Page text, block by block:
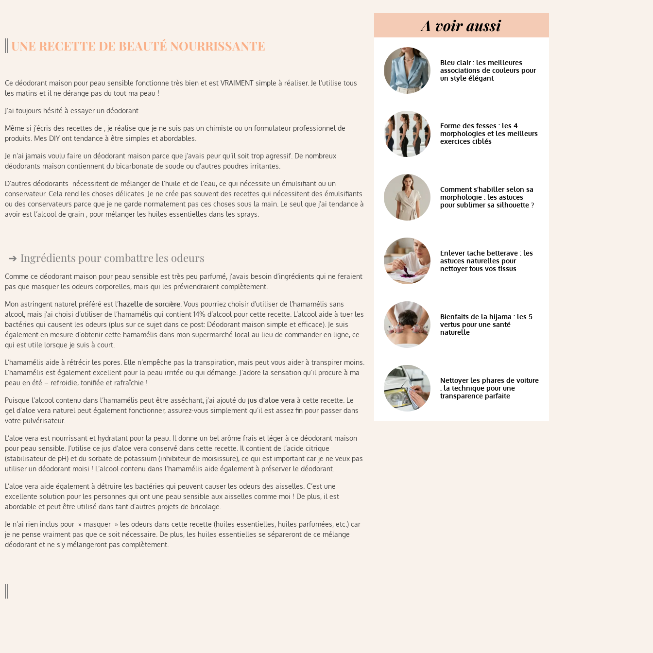
UNE RECETTE DE BEAUTÉ NOURRISSANTE
Ce déodorant maison pour peau sensible fonctionne très bien et est VRAIMENT simple à réaliser. Je l’utilise tous
les matins et il ne dérange pas du tout ma peau !
J’ai toujours hésité à essayer un déodorant
Même si j’écris des recettes de , je réalise que je ne suis pas un chimiste ou un formulateur professionnel de
produits. Mes DIY ont tendance à être simples et abordables.
Je n’ai jamais voulu faire un déodorant maison parce que j’avais peur qu’il soit trop agressif. De nombreux
déodorants maison contiennent du bicarbonate de soude ou d’autres poudres irritantes.
D’autres déodorants nécessitent de mélanger de l’huile et de l’eau, ce qui nécessite un émulsifiant ou un
conservateur. Cela rend les choses délicates. Je ne crée pas souvent des recettes qui nécessitent des émulsifiants
ou des conservateurs parce que je ne garde normalement pas ces choses sous la main. Le seul que j’ai tendance à
avoir est l’alcool de grain , pour mélanger les huiles essentielles dans les sprays.
Ingrédients pour combattre les odeurs
Comme ce déodorant maison pour peau sensible est très peu parfumé, j’avais besoin d’ingrédients qui ne feraient
pas que masquer les odeurs corporelles, mais qui les préviendraient complètement.
Mon astringent naturel préféré est l’hazelle de sorcière . Vous pourriez choisir d’utiliser de l’hamamélis sans
alcool, mais j’ai choisi d’utiliser de l’hamamélis qui contient 14% d’alcool pour cette recette. L’alcool aide à tuer les
bactéries qui causent les odeurs (plus sur ce sujet dans ce post: Déodorant maison simple et efficace). Je suis
également en mesure d’obtenir cette hamamélis dans mon supermarché local au lieu de commander en ligne, ce
qui est utile lorsque je suis à court.
L’hamamélis aide à rétrécir les pores. Elle n’empêche pas la transpiration, mais peut vous aider à transpirer moins.
L’hamamélis est également excellent pour la peau irritée ou qui démange. J’adore la sensation qu’il procure à ma
peau en été – refroidie, tonifiée et rafraîchie !
Puisque l’alcool contenu dans l’hamamélis peut être asséchant, j’ai ajouté du jus d’aloe vera à cette recette. Le
gel d’aloe vera naturel peut également fonctionner, assurez-vous simplement qu’il est assez fin pour passer dans
votre pulvérisateur.
L’aloe vera est nourrissant et hydratant pour la peau. Il donne un bel arôme frais et léger à ce déodorant maison
pour peau sensible. J’utilise ce jus d’aloe vera conservé dans cette recette. Il contient de l’acide citrique
(stabilisateur de pH) et du sorbate de potassium (inhibiteur de moisissure), ce qui est important car je ne veux pas
utiliser un déodorant moisi ! L’alcool contenu dans l’hamamélis aide également à préserver le déodorant.
L’aloe vera aide également à détruire les bactéries qui peuvent causer les odeurs des aisselles. C’est une
excellente solution pour les personnes qui ont une peau sensible aux aisselles comme moi ! De plus, il est
abordable et peut être utilisé dans tant d’autres projets de bricolage.
Je n’ai rien inclus pour » masquer » les odeurs dans cette recette (huiles essentielles, huiles parfumées, etc.) car
je ne pense vraiment pas que ce soit nécessaire. De plus, les huiles essentielles se sépareront de ce mélange
déodorant et ne s’y mélangeront pas complètement.
A voir aussi
Bleu clair : les meilleures
associations de couleurs pour
un style élégant
Forme des fesses : les 4
morphologies et les meilleurs
exercices ciblés
Comment s’habiller selon sa
morphologie : les astuces
pour sublimer sa silhouette ?
Enlever tache betterave : les
astuces naturelles pour
nettoyer tous vos tissus
Bienfaits de la hijama : les 5
vertus pour une santé
naturelle
Nettoyer les phares de voiture
: la technique pour une
transparence parfaite